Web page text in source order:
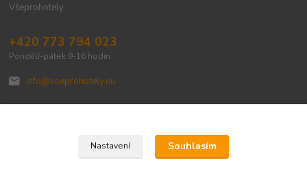
Všeprohotely
+420 773 794 023
Pondělí-pátek 9-16 hodin
info@vseprohotely.eu
Upravit sběr cookies.
Nastavení Souhlasím